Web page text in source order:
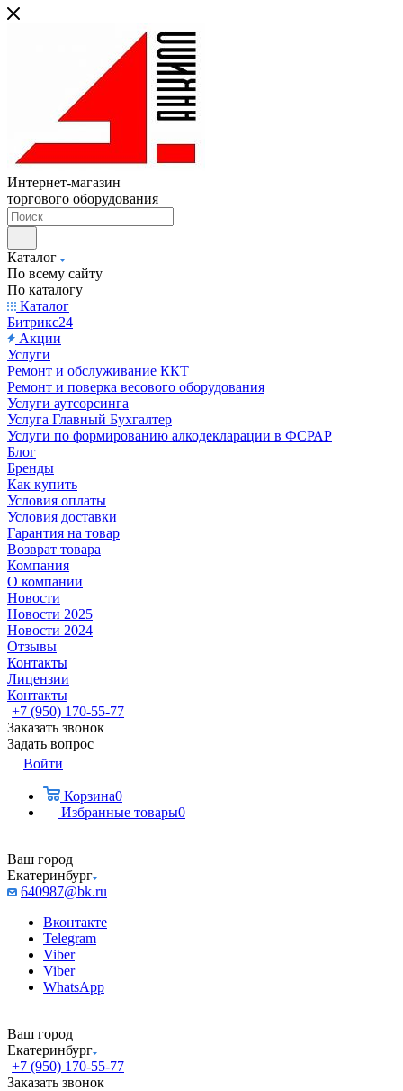
Интернет-магазин
торгового оборудования
Каталог
По всему сайту
По каталогу
Каталог
Битрикс24
Акции
Услуги
Ремонт и обслуживание ККТ
Ремонт и поверка весового оборудования
Услуги аутсорсинга
Услуга Главный Бухгалтер
Услуги по формированию алкодекларации в ФСРАР
Блог
Бренды
Как купить
Условия оплаты
Условия доставки
Гарантия на товар
Возврат товара
Компания
О компании
Новости
Новости 2025
Новости 2024
Отзывы
Контакты
Лицензии
Контакты
+7 (950) 170-55-77
Заказать звонок
Задать вопрос
Войти
Корзина0
Избранные товары0
Ваш город
Екатеринбург
640987@bk.ru
Вконтакте
Telegram
Viber
Viber
WhatsApp
Ваш город
Екатеринбург
+7 (950) 170-55-77
Заказать звонок